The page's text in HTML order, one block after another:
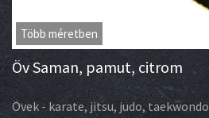
Több méretben
Öv Saman, pamut, citrom
Övek - karate, jitsu, judo, taekwondo